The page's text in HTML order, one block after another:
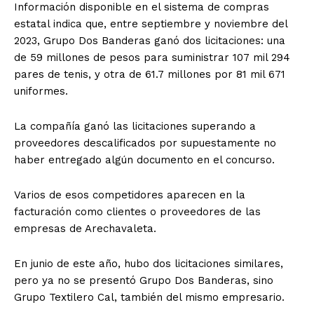
Información disponible en el sistema de compras
estatal indica que, entre septiembre y noviembre del
2023, Grupo Dos Banderas ganó dos licitaciones: una
de 59 millones de pesos para suministrar 107 mil 294
pares de tenis, y otra de 61.7 millones por 81 mil 671
uniformes.
La compañía ganó las licitaciones superando a
proveedores descalificados por supuestamente no
haber entregado algún documento en el concurso.
Varios de esos competidores aparecen en la
facturación como clientes o proveedores de las
empresas de Arechavaleta.
En junio de este año, hubo dos licitaciones similares,
pero ya no se presentó Grupo Dos Banderas, sino
Grupo Textilero Cal, también del mismo empresario.